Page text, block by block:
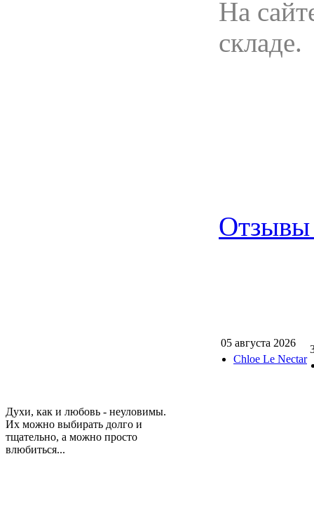
На
складе.
Отзывы
05 августа 2026
Chloe Le Nectar
Духи, как и любовь - неуловимы.
Их можно выбирать долго и
тщательно, а можно просто
влюбиться...